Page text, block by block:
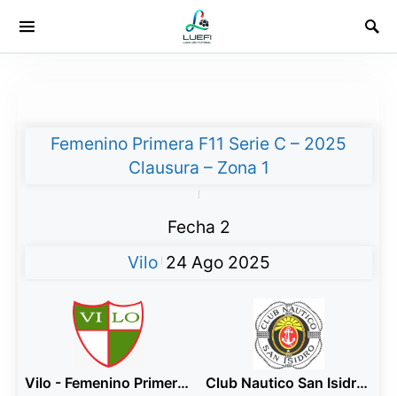
Femenino Primera F11 Serie C – 2025
Clausura – Zona 1
Fecha 2
Vilo 24 Ago 2025
Vilo - Femenino Primera F11 B Club Nautico San Isidro - Femenino Primera F11